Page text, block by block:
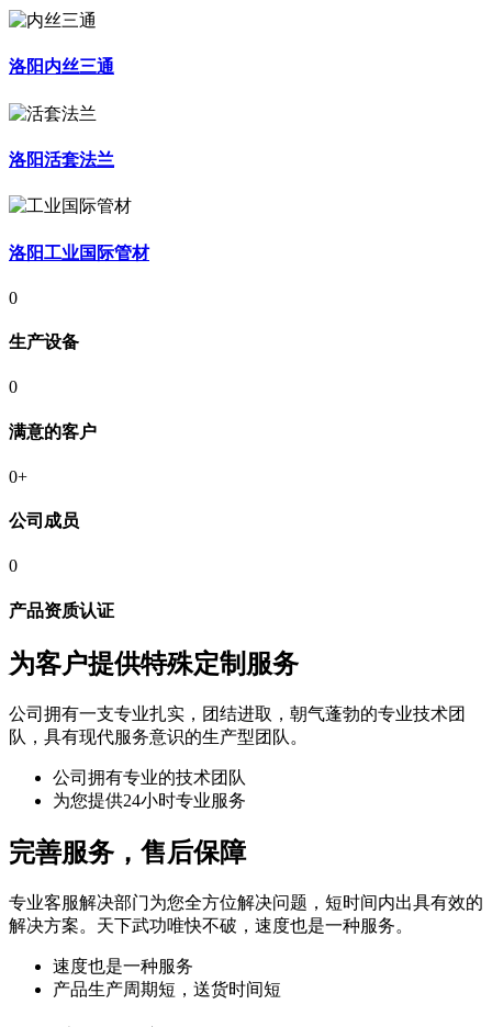
洛阳内丝三通
洛阳活套法兰
洛阳工业国际管材
0
生产设备
0
满意的客户
0+
公司成员
0
产品资质认证
为客户提供特殊定制服务
公司拥有一支专业扎实，团结进取，朝气蓬勃的专业技术团
队，具有现代服务意识的生产型团队。
公司拥有专业的技术团队
为您提供24小时专业服务
完善服务，售后保障
专业客服解决部门为您全方位解决问题，短时间内出具有效的
解决方案。天下武功唯快不破，速度也是一种服务。
速度也是一种服务
产品生产周期短，送货时间短